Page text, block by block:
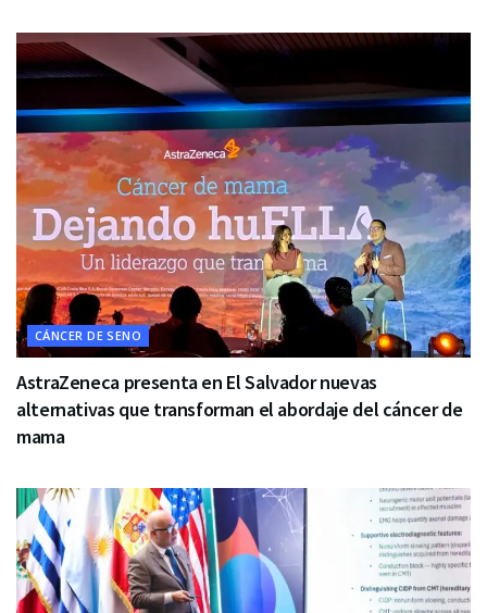
CÁNCER DE SENO
AstraZeneca presenta en El Salvador nuevas
alternativas que transforman el abordaje del cáncer de
mama